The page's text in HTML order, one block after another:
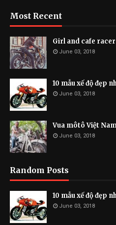
Most Recent
Girl and cafe racer
June 03, 2018
10 mẫu xế độ đẹp
June 03, 2018
Vua môtô Việt
June 03, 2018
Random Posts
10 mẫu xế độ đẹp
June 03, 2018